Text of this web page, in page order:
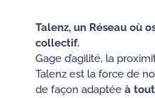
Talenz, un Réseau où
collectif.
Gage d’agilité, la
Talenz est la force de
de façon adaptée à